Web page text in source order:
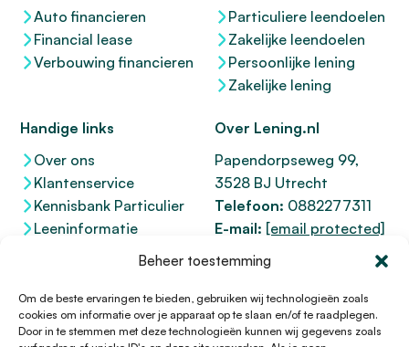
Beheer toestemming
Om de beste ervaringen te bieden, gebruiken wij technologieën zoals
cookies om informatie over je apparaat op te slaan en/of te raadplegen.
Door in te stemmen met deze technologieën kunnen wij gegevens zoals
Auto financieren
Financial lease
Verbouwing financieren
Particuliere leendoelen
Zakelijke leendoelen
Persoonlijke lening
Zakelijke lening
Handige links
Over ons
Klantenservice
Kennisbank Particulier
Leeninformatie
Over Lening.nl
Papendorpseweg 99,
3528 BJ Utrecht
Telefoon: 0882277311
E-mail: [email protected]
KvK 76100200
12047091
Kifid 300.017942